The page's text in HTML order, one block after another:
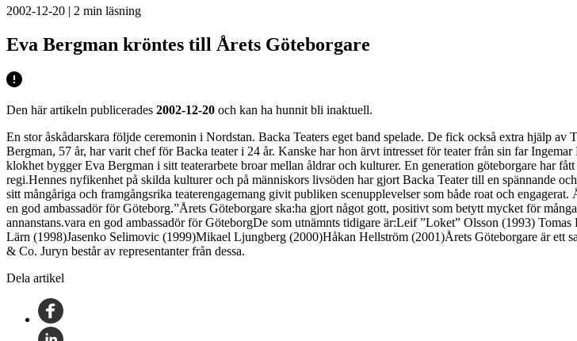
2002-12-20 | 2 min läsning
Eva Bergman kröntes till Årets Göteborgare
Den här artikeln publicerades 2002-12-20 och kan ha hunnit bli inaktuell.
En stor åskådarskara följde ceremonin i Nordstan. Backa Teaters eget band spelade. De fick också extra hjälp
Bergman, 57 år, har varit chef för Backa teater i 24 år. Kanske har hon ärvt intresset för teater från sin far
klokhet bygger Eva Bergman i sitt teaterarbete broar mellan åldrar och kulturer. En generation göteborgare har
regi.Hennes nyfikenhet på skilda kulturer och på människors livsöden har gjort Backa Teater till en spännande
sitt mångåriga och framgångsrika teaterengagemang givit publiken scenupplevelser som både roat och
en god ambassadör för Göteborg.”Årets Göteborgare ska:ha gjort något gott, positivt som betytt mycket för
annanstans.vara en god ambassadör för GöteborgDe som utnämnts tidigare är:Leif ”Loket” Olsson (1993)
Lärn (1998)Jasenko Selimovic (1999)Mikael Ljungberg (2000)Håkan Hellström (2001)Årets Göteborgare är ett
& Co. Juryn består av representanter från dessa.
Dela artikel